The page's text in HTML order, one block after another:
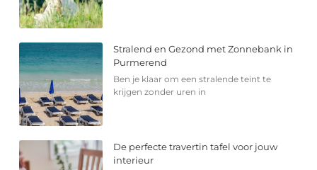
Stralend en Gezond met Zonnebank in
Purmerend
Ben je klaar om een stralende teint te
krijgen zonder uren in
De perfecte travertin tafel voor jouw
interieur